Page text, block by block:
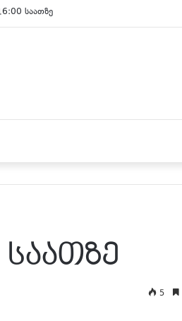
საათზე
საათზე
5